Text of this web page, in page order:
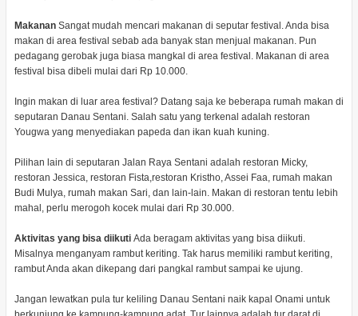
MakananSangat mudah mencari makanan di seputar festival. Anda bisa
makan di area festival sebab ada banyak stan menjual makanan. Pun
pedagang gerobak juga biasa mangkal di area festival. Makanan di area
festival bisa dibeli mulai dari Rp 10.000.
Ingin makan di luar area festival? Datang saja ke beberapa rumah makan di
seputaran Danau Sentani. Salah satu yang terkenal adalah restoran
Yougwa yang menyediakan papeda dan ikan kuah kuning.
Pilihan lain di seputaran Jalan Raya Sentani adalah restoran Micky,
restoran Jessica, restoran Fista,restoran Kristho, Assei Faa, rumah makan
Budi Mulya, rumah makan Sari, dan lain-lain. Makan di restoran tentu lebih
mahal, perlu merogoh kocek mulai dari Rp 30.000.
Aktivitas yang bisa diikuti Ada beragam aktivitas yang bisa diikuti.
Misalnya menganyam rambut keriting. Tak harus memiliki rambut keriting,
rambut Anda akan dikepang dari pangkal rambut sampai ke ujung.
Jangan lewatkan pula tur keliling Danau Sentani naik kapal Onami untuk